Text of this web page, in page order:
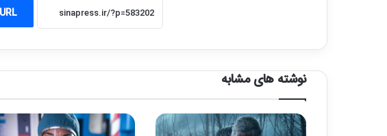
نوشته های مشابه